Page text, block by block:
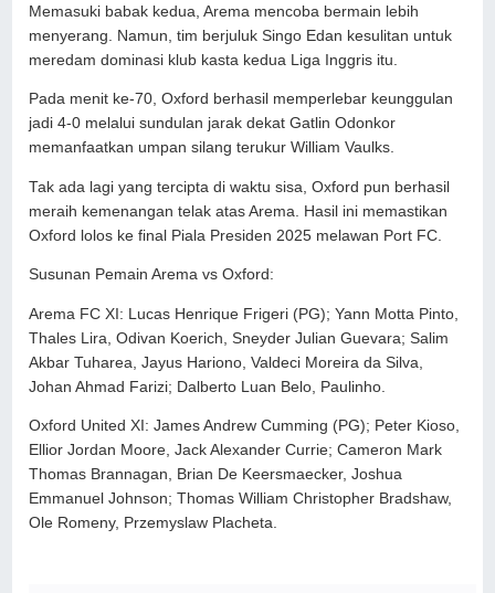
Memasuki babak kedua, Arema mencoba bermain lebih
menyerang. Namun, tim berjuluk Singo Edan kesulitan untuk
meredam dominasi klub kasta kedua Liga Inggris itu.
Pada menit ke-70, Oxford berhasil memperlebar keunggulan
jadi 4-0 melalui sundulan jarak dekat Gatlin Odonkor
memanfaatkan umpan silang terukur William Vaulks.
Tak ada lagi yang tercipta di waktu sisa, Oxford pun berhasil
meraih kemenangan telak atas Arema. Hasil ini memastikan
Oxford lolos ke final Piala Presiden 2025 melawan Port FC.
Susunan Pemain Arema vs Oxford:
Arema FC XI: Lucas Henrique Frigeri (PG); Yann Motta Pinto,
Thales Lira, Odivan Koerich, Sneyder Julian Guevara; Salim
Akbar Tuharea, Jayus Hariono, Valdeci Moreira da Silva,
Johan Ahmad Farizi; Dalberto Luan Belo, Paulinho.
Oxford United XI: James Andrew Cumming (PG); Peter Kioso,
Ellior Jordan Moore, Jack Alexander Currie; Cameron Mark
Thomas Brannagan, Brian De Keersmaecker, Joshua
Emmanuel Johnson; Thomas William Christopher Bradshaw,
Ole Romeny, Przemyslaw Placheta.